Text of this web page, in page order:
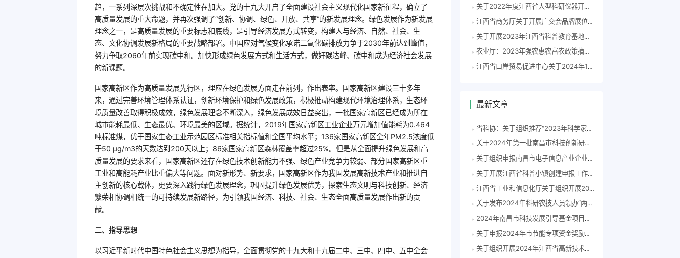
趋，一系列深层次挑战和不确定性在加大。党的十九大开启了全面建设社会主义现代化国家新征程，确立了
高质量发展的重大命题，并再次强调了“创新、协调、绿色、开放、共享”的新发展理念。绿色发展作为新发展
理念之一，是高质量发展的重要标志和底线，是引导经济发展方式转变，构建人与经济、自然、社会、生
态、文化协调发展新格局的重要战略部署。中国应对气候变化承诺二氧化碳排放力争于2030年前达到峰值，
努力争取2060年前实现碳中和。加快形成绿色发展方式和生活方式，做好碳达峰、碳中和成为经济社会发展
的新课题。
国家高新区作为高质量发展先行区，理应在绿色发展方面走在前列，作出表率。国家高新区建设三十多年
来，通过完善环境管理体系认证，创新环境保护和绿色发展政策，积极推动构建现代环境治理体系，生态环
境质量改善取得积极成效，绿色发展理念不断深入，绿色发展成效日益突出，一批国家高新区已经成为所在
城市能耗最低、生态最优、环境最美的区域。据统计，2019年国家高新区工业企业万元增加值能耗为0.464
吨标准煤，优于国家生态工业示范园区标准相关指标值和全国平均水平；136家国家高新区全年PM2.5浓度低
于50 μg/m3的天数达到200天以上；86家国家高新区森林覆盖率超过25%。但是从全面提升绿色发展和高
质量发展的要求来看，国家高新区还存在绿色技术创新能力不强、绿色产业竞争力较弱、部分国家高新区重
工业和高能耗产业比重偏大等问题。面对新形势、新要求，国家高新区作为我国发展高新技术产业和推进自
主创新的核心载体，更要深入践行绿色发展理念，巩固提升绿色发展优势，探索生态文明与科技创新、经济
繁荣相协调相统一的可持续发展新路径，为引领我国经济、科技、社会、生态全面高质量发展作出新的贡
献。
二、指导思想
以习近平新时代中国特色社会主义思想为指导，全面贯彻党的十九大和十九届二中、三中、四中、五中全会
关于2022年度江西省大型科研仪器开放共享拟双向支持清单的公示
江西省商务厅关于开展广交会品牌展位申报工作的通知
关于开展2023年江西省科普教育基地申报推荐和评估认定的通知
农业厅：2023年强农惠农富农政策摘编电子书
江西省口岸贸易促进中心关于2024年1月至7月境外展会项目征集合作单位部分结果（第一批）的公示
最新文章
省科协：关于组织推荐“2023年科学家精神教育基地”申报单位的通知
关于2024年第一批南昌市科技创新研发飞地拟认定单位的公示
关于组织申报南昌市电子信息产业企业2023年度研发费用后补助项目的通知(洪科字〔2024〕83号）
关于开展江西省科普小镇创建申报工作的通知
江西省工业和信息化厅关于组织开展2024年度江西省专精特新中小企业认定和复核工作的通知
关于发布2024年科研农技人员领办“两片”擂台赛榜单的通知
2024年南昌市科技发展引导基金项目申报指南
关于申报2024年市节能专项资金奖励补助备选项目的通知
关于组织开展2024年江西省高新技术企业认定工作的通知